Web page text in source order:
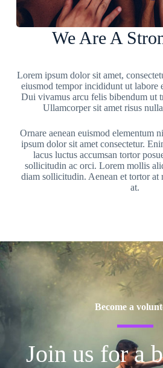
We Are A
Lorem ipsum dolor sit amet,
eiusmod tempor incididunt ut labore
Dui vivamus arcu felis bibendum ut
Ullamcorper sit amet risus
Ornare aenean euismod elementum
ipsum dolor sit amet consectetur.
lacus luctus accumsan tortor
sollicitudin ac orci. Lorem mollis
diam sollicitudin. Aenean et tortor at
at.
Become a
Join us for a